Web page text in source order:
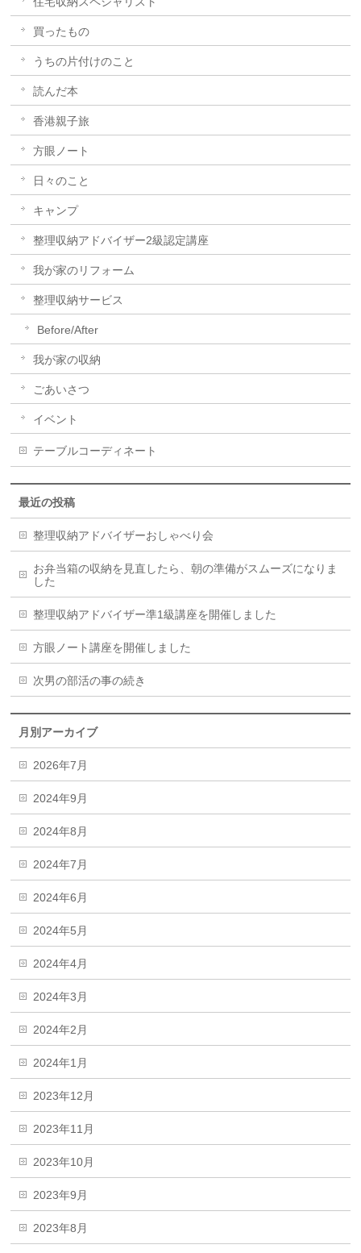
買ったもの
うちの片付けのこと
読んだ本
香港親子旅
方眼ノート
日々のこと
キャンプ
整理収納アドバイザー2級認定講座
我が家のリフォーム
整理収納サービス
Before/After
我が家の収納
ごあいさつ
イベント
テーブルコーディネート
最近の投稿
整理収納アドバイザーおしゃべり会
お弁当箱の収納を見直したら、朝の準備がスムーズになりま
した
整理収納アドバイザー準1級講座を開催しました
方眼ノート講座を開催しました
次男の部活の事の続き
月別アーカイブ
2026年7月
2024年9月
2024年8月
2024年7月
2024年6月
2024年5月
2024年4月
2024年3月
2024年2月
2024年1月
2023年12月
2023年11月
2023年10月
2023年9月
2023年8月